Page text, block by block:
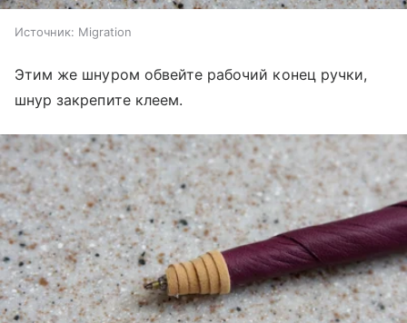
Источник: Migration
Этим же шнуром обвейте рабочий конец ручки,
шнур закрепите клеем.